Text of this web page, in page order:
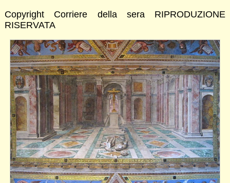
Copyright Corriere della sera RIPRODUZIONE
RISERVATA